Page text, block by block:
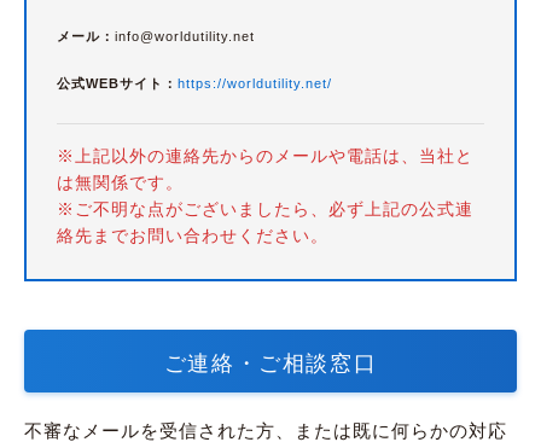
メール： info@worldutility.net
公式WEBサイト： https://worldutility.net/
※上記以外の連絡先からのメールや電話は、当社と
は無関係です。
※ご不明な点がございましたら、必ず上記の公式連
絡先までお問い合わせください。
ご連絡・ご相談窓口
不審なメールを受信された方、または既に何らかの対応